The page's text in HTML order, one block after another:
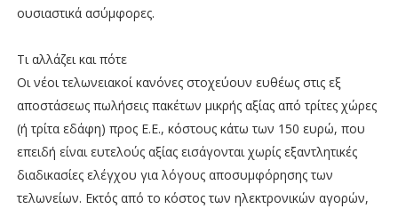
ουσιαστικά ασύμφορες.
Τι αλλάζει και πότε
Οι νέοι τελωνειακοί κανόνες στοχεύουν ευθέως στις εξ
αποστάσεως πωλήσεις πακέτων μικρής αξίας από τρίτες χώρες
(ή τρίτα εδάφη) προς Ε.Ε., κόστους κάτω των 150 ευρώ, που
επειδή είναι ευτελούς αξίας εισάγονται χωρίς εξαντλητικές
διαδικασίες ελέγχου για λόγους αποσυμφόρησης των
τελωνείων. Εκτός από το κόστος των ηλεκτρονικών αγορών,